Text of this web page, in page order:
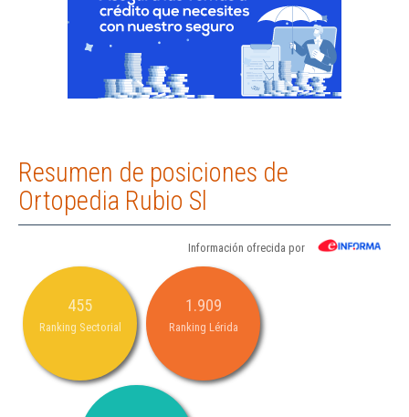
Resumen de posiciones de
Ortopedia Rubio Sl
Información ofrecida por
455
Ranking Sectorial
1.909
Ranking Lérida